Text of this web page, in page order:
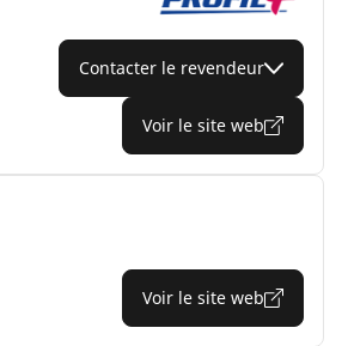
Contacter le revendeur
Voir le site web
Voir le site web